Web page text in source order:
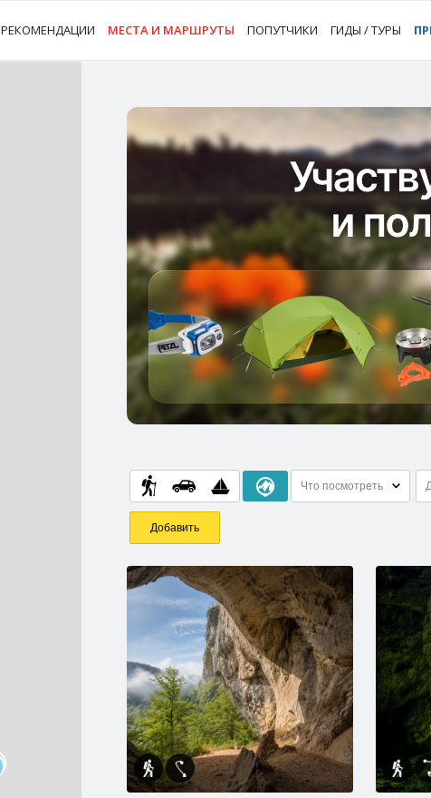
РЕКОМЕНДАЦИИ МЕСТА И МАРШРУТЫ ПОПУТЧИКИ ГИДЫ / ТУРЫ
Что посмотреть
Добавить